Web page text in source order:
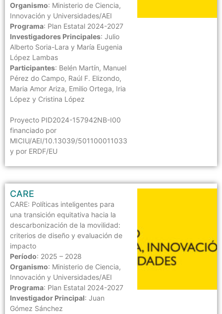
Organismo: Ministerio de Ciencia,
Innovación y Universidades/AEI
Programa: Plan Estatal 2024-2027
Investigadores Principales: Julio
Alberto Soria-Lara y María Eugenia
López Lambas
Participantes: Belén Martín, Manuel
Pérez do Campo, Raúl F. Elizondo,
Maria Amor Ariza, Emilio Ortega, Iria
López y Cristina López
Proyecto PID2024-157942NB-I00
financiado por
MICIU/AEI/10.13039/501100011033
y por ERDF/EU
CARE
CARE: Políticas inteligentes para
una transición equitativa hacia la
descarbonización de la movilidad:
criterios de diseño y evaluación de
impacto
Período: 2025 – 2028
Organismo: Ministerio de Ciencia,
Innovación y Universidades/AEI
Programa: Plan Estatal 2024-2027
Investigador Principal: Juan
Gómez Sánchez